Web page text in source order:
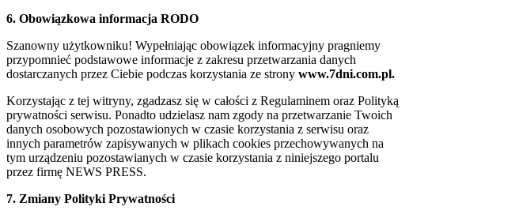
6. Obowiązkowa informacja RODO
Szanowny użytkowniku! Wypełniając obowiązek informacyjny pragniemy
przypomnieć podstawowe informacje z zakresu przetwarzania danych
dostarczanych przez Ciebie podczas korzystania ze strony www.7dni.com.pl.
Korzystając z tej witryny, zgadzasz się w całości z Regulaminem oraz Polityką
prywatności serwisu. Ponadto udzielasz nam zgody na przetwarzanie Twoich
danych osobowych pozostawionych w czasie korzystania z serwisu oraz
innych parametrów zapisywanych w plikach cookies przechowywanych na
tym urządzeniu pozostawianych w czasie korzystania z niniejszego portalu
przez firmę NEWS PRESS.
7. Zmiany Polityki Prywatności